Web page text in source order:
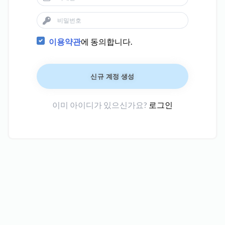
이용약관에 동의합니다.
신규 계정 생성
이미 아이디가 있으신가요? 로그인